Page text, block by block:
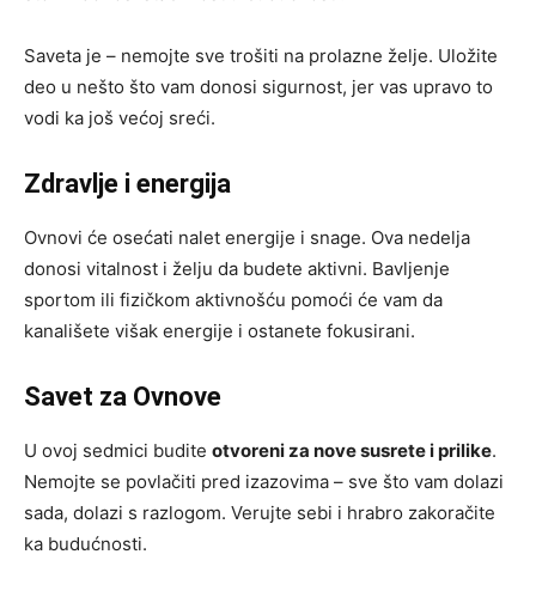
Saveta je – nemojte sve trošiti na prolazne želje. Uložite
deo u nešto što vam donosi sigurnost, jer vas upravo to
vodi ka još većoj sreći.
Zdravlje i energija
Ovnovi će osećati nalet energije i snage. Ova nedelja
donosi vitalnost i želju da budete aktivni. Bavljenje
sportom ili fizičkom aktivnošću pomoći će vam da
kanališete višak energije i ostanete fokusirani.
Savet za Ovnove
U ovoj sedmici budite otvoreni za nove susrete i prilike.
Nemojte se povlačiti pred izazovima – sve što vam dolazi
sada, dolazi s razlogom. Verujte sebi i hrabro zakoračite
ka budućnosti.